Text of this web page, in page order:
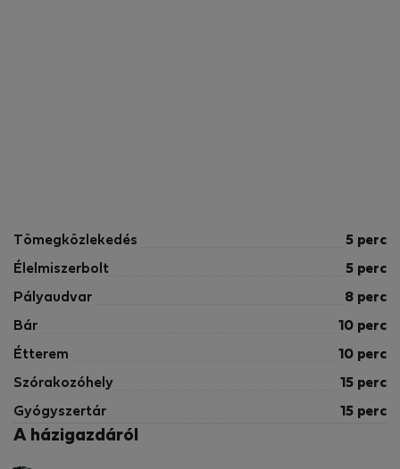
Tömegközlekedés 5 perc
Élelmiszerbolt 5 perc
Pályaudvar 8 perc
Bár 10 perc
Étterem 10 perc
Szórakozóhely 15 perc
Gyógyszertár 15 perc
A házigazdáról